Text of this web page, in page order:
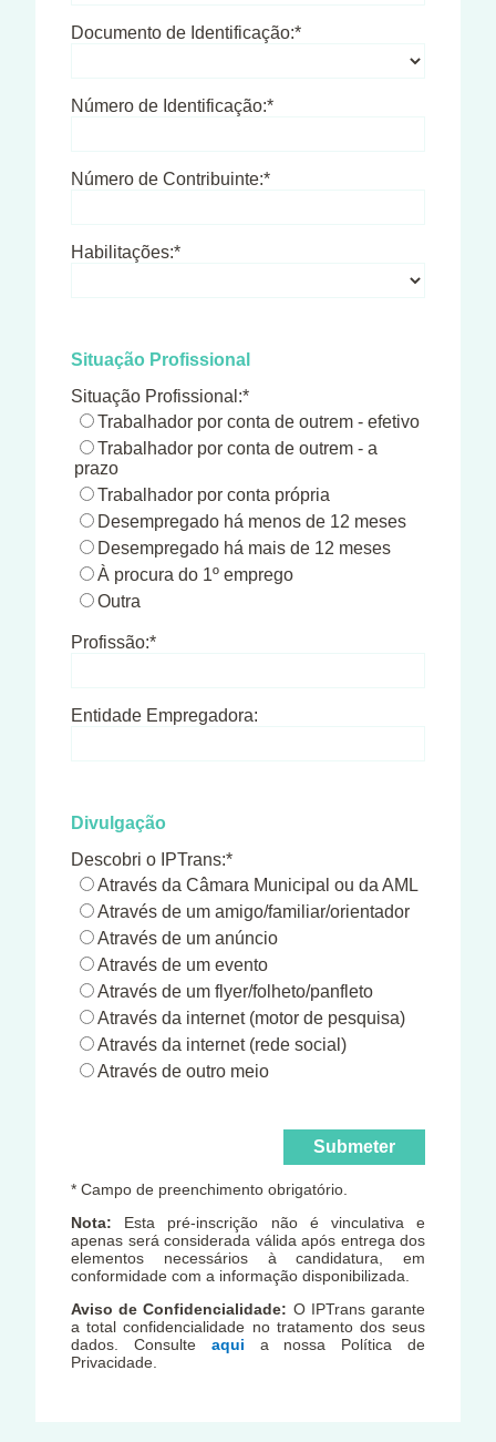
Documento de Identificação:*
Número de Identificação:*
Número de Contribuinte:*
Habilitações:*
Situação Profissional
Situação Profissional:*
Trabalhador por conta de outrem - efetivo
Trabalhador por conta de outrem - a
prazo
Trabalhador por conta própria
Desempregado há menos de 12 meses
Desempregado há mais de 12 meses
À procura do 1º emprego
Outra
Profissão:*
Entidade Empregadora:
Divulgação
Descobri o IPTrans:*
Através da Câmara Municipal ou da AML
Através de um amigo/familiar/orientador
Através de um anúncio
Através de um evento
Através de um flyer/folheto/panfleto
Através da internet (motor de pesquisa)
Através da internet (rede social)
Através de outro meio
* Campo de preenchimento obrigatório.
Nota: Esta pré-inscrição não é vinculativa e
apenas será considerada válida após entrega dos
elementos necessários à candidatura, em
conformidade com a informação disponibilizada.
Aviso de Confidencialidade: O IPTrans garante
a total confidencialidade no tratamento dos seus
dados. Consulte aqui a nossa Política de
Privacidade.